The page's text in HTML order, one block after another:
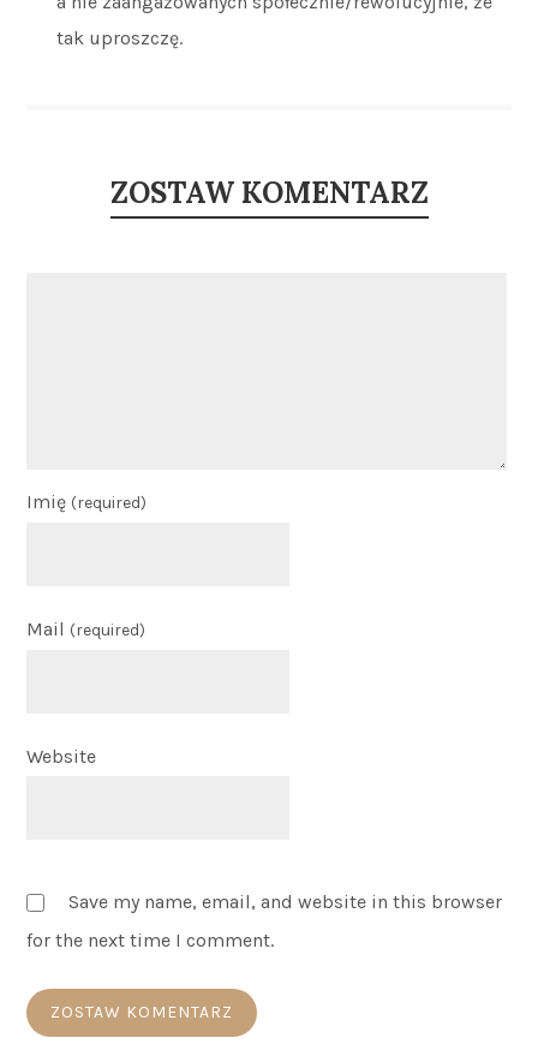
tak uproszczę.
ZOSTAW KOMENTARZ
Imię (required)
Mail (required)
Website
Save my name, email, and website in this browser
for the next time I comment.